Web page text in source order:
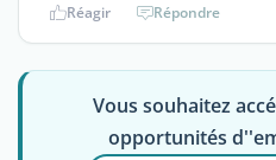
Réagir Répondre
Vous souhaitez
opportunités